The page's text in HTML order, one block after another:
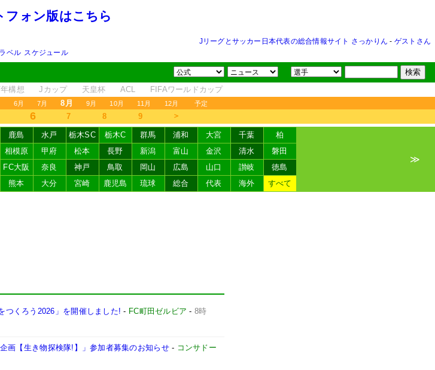
フォン版はこちら
Jリーグとサッカー日本代表の総合情報サイト さっかりん - ゲストさん
ベル スケジュール
構想 Jカップ 天皇杯 ACL FIFAワールドカップ
6月 7月 8月 9月 10月 11月 12月 予定
6 7 8 9 ＞
鹿島 水戸 栃木SC 栃木C 群馬 浦和 大宮 千葉
柏
相模原 甲府 松本 長野 新潟 富山 金沢 清水
磐田
FC大阪 奈良 神戸 鳥取 岡山 広島 山口 讃岐
徳島
熊本 大分 宮崎 鹿児島 琉球 総合 代表 海外 すべて
≫
つくろう2026」を開催しました! - FC町田ゼルビア - 8時
画【生き物探検隊!】」参加者募集のお知らせ- コンサドー